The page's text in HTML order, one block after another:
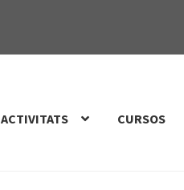
ACTIVITATS CURSOS